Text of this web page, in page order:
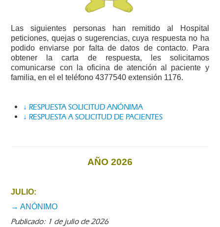
Las siguientes personas han remitido al Hospital
peticiones, quejas o sugerencias, cuya respuesta no ha
podido enviarse por falta de datos de contacto. Para
obtener la carta de respuesta, les solicitamos
comunicarse con la oficina de atención al paciente y
familia, en el el teléfono 4377540 extensión 1176.
↓ RESPUESTA SOLICITUD ANÓNIMA
↓ RESPUESTA A SOLICITUD DE PACIENTES
AÑO 2026
JULIO:
→ ANÓNIMO
Publicado: 1 de julio de 2026